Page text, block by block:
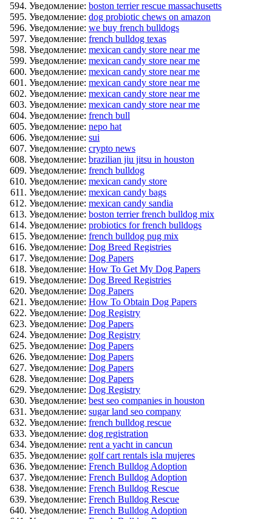
Уведомление: boston terrier rescue massachusetts
Уведомление: dog probiotic chews on amazon
Уведомление: we buy french bulldogs
Уведомление: french bulldog texas
Уведомление: mexican candy store near me
Уведомление: mexican candy store near me
Уведомление: mexican candy store near me
Уведомление: mexican candy store near me
Уведомление: mexican candy store near me
Уведомление: mexican candy store near me
Уведомление: french bull
Уведомление: nepo hat
Уведомление: sui
Уведомление: crypto news
Уведомление: brazilian jiu jitsu in houston
Уведомление: french bulldog
Уведомление: mexican candy store
Уведомление: mexican candy bags
Уведомление: mexican candy sandia
Уведомление: boston terrier french bulldog mix
Уведомление: probiotics for french bulldogs
Уведомление: french bulldog pug mix
Уведомление: Dog Breed Registries
Уведомление: Dog Papers
Уведомление: How To Get My Dog Papers
Уведомление: Dog Breed Registries
Уведомление: Dog Papers
Уведомление: How To Obtain Dog Papers
Уведомление: Dog Registry
Уведомление: Dog Papers
Уведомление: Dog Registry
Уведомление: Dog Papers
Уведомление: Dog Papers
Уведомление: Dog Papers
Уведомление: Dog Papers
Уведомление: Dog Registry
Уведомление: best seo companies in houston
Уведомление: sugar land seo company
Уведомление: french bulldog rescue
Уведомление: dog registration
Уведомление: rent a yacht in cancun
Уведомление: golf cart rentals isla mujeres
Уведомление: French Bulldog Adoption
Уведомление: French Bulldog Adoption
Уведомление: French Bulldog Rescue
Уведомление: French Bulldog Rescue
Уведомление: French Bulldog Adoption